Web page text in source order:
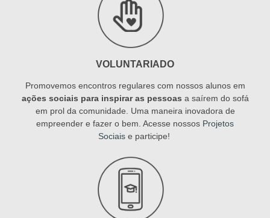
VOLUNTARIADO
Promovemos encontros regulares com nossos alunos em
ações sociais para inspirar as pessoas a saírem do sofá
em prol da comunidade. Uma maneira inovadora de
empreender e fazer o bem. Acesse nossos Projetos
Sociaise participe!